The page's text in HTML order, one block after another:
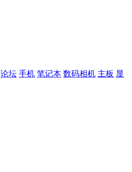
论坛 手机 笔记本 数码相机 主板 显